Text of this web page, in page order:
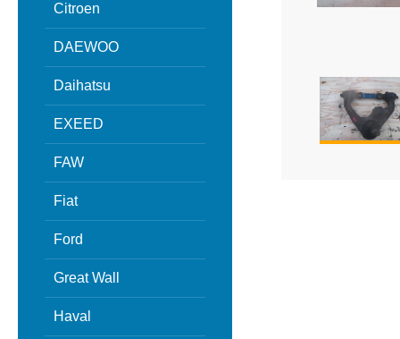
Citroen
DAEWOO
Daihatsu
EXEED
FAW
Fiat
Ford
Great Wall
Haval